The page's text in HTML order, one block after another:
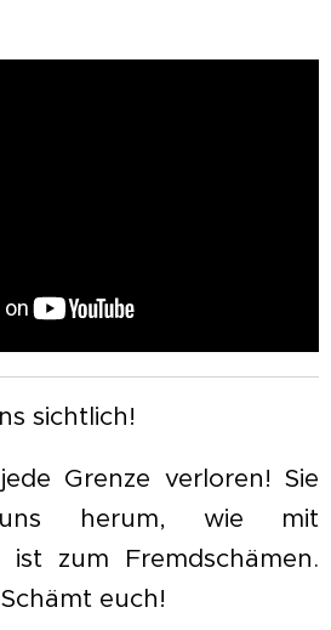
sichtlich!
Grenze verloren! Sie
herum, wie mit
ist zum Fremdschämen.
euch!